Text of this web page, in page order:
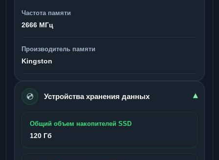
Частота памяти
2666 МГц
Производитель памяти
Kingston
💿 Устройства хранения данных ▾
Общий объем накопителей SSD
120 Гб